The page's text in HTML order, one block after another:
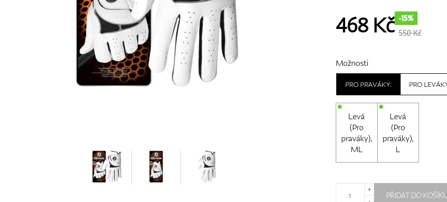
468Kč -15%
550 Kč
Možnosti
PRO PRAVÁKY:
Levá
(Pro
praváky),
ML
Levá
(Pro
praváky),
L
PRO
+
PŘIDAT DO